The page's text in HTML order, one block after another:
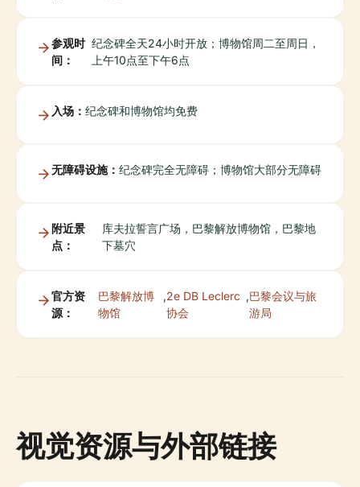
参观时
间：
纪念碑全天24小时开放；博物馆周二至周日，
上午10点至下午6点
入场： 纪念碑和博物馆均免费
无障碍设施： 纪念碑完全无障碍；博物馆大部分无障碍
附近景
点：
库夫拉誓言广场，巴黎解放博物馆，巴黎地
下墓穴
官方资
源：
巴黎解放博
物馆
,2e DB Leclerc
协会
,巴黎会议与旅
游局
视觉资源与外部链接